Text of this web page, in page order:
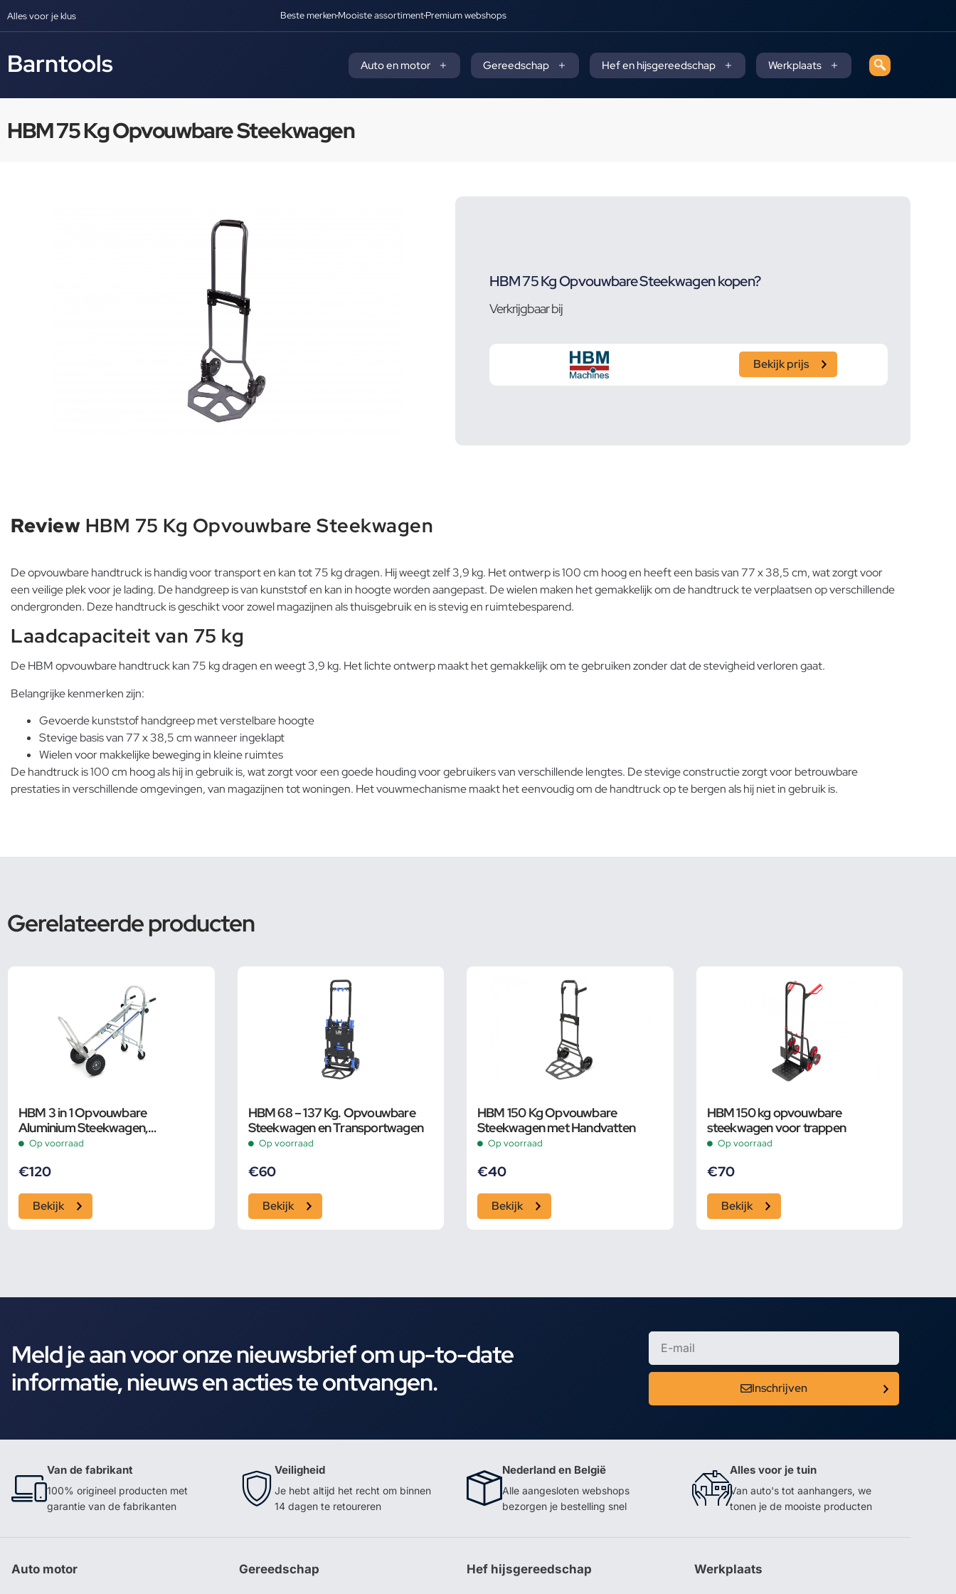
Alles voor je klus Beste merkenMooiste assortimentPremium webshops
Barntools Auto en motor Gereedschap Hef en hijsgereedschap Werkplaats
HBM 75 Kg Opvouwbare Steekwagen
HBM 75 Kg Opvouwbare Steekwagen kopen?
Verkrijgbaar bij
Bekijk prijs
Review HBM 75 Kg Opvouwbare Steekwagen
De opvouwbare handtruck is handig voor transport en kan tot 75 kg dragen. Hij weegt zelf 3,9 kg. Het ontwerp is 100 cm hoog en heeft een basis van 77 x 38,5 cm, wat zorgt voor
een veilige plek voor je lading. De handgreep is van kunststof en kan in hoogte worden aangepast. De wielen maken het gemakkelijk om de handtruck te verplaatsen op verschillende
ondergronden. Deze handtruck is geschikt voor zowel magazijnen als thuisgebruik en is stevig en ruimtebesparend.
Laadcapaciteit van 75 kg
De HBM opvouwbare handtruck kan 75 kg dragen en weegt 3,9 kg. Het lichte ontwerp maakt het gemakkelijk om te gebruiken zonder dat de stevigheid verloren gaat.
Belangrijke kenmerken zijn:
Gevoerde kunststof handgreep met verstelbare hoogte
Stevige basis van 77 x 38,5 cm wanneer ingeklapt
Wielen voor makkelijke beweging in kleine ruimtes
De handtruck is 100 cm hoog als hij in gebruik is, wat zorgt voor een goede houding voor gebruikers van verschillende lengtes. De stevige constructie zorgt voor betrouwbare
prestaties in verschillende omgevingen, van magazijnen tot woningen. Het vouwmechanisme maakt het eenvoudig om de handtruck op te bergen als hij niet in gebruik is.
Gerelateerde producten
HBM 3 in 1 Opvouwbare
Aluminium Steekwagen,
Transportwagen en Dolly
Op voorraad
€120
Bekijk
HBM 68 – 137 Kg. Opvouwbare
Steekwagen en Transportwagen
Op voorraad
€60
Bekijk
HBM 150 Kg Opvouwbare
Steekwagen met Handvatten
Op voorraad
€40
Bekijk
HBM 150 kg opvouwbare
steekwagen voor trappen
Op voorraad
€70
Bekijk
Meld je aan voor onze nieuwsbrief om up-to-date
informatie, nieuws en acties te ontvangen.
Inschrijven
Van de fabrikant
100% origineel producten met
garantie van de fabrikanten
Veiligheid
Je hebt altijd het recht om binnen
14 dagen te retoureren
Nederland en België
Alle aangesloten webshops
bezorgen je bestelling snel
Alles voor je tuin
Van auto's tot aanhangers, we
tonen je de mooiste producten
Auto motor Gereedschap Hef hijsgereedschap Werkplaats